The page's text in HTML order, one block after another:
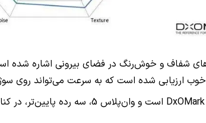
بالای دوربین وان‌پلاس 5 در ثبت عکس‌های شفاف و خوش‌رنگ
ارزیابی شده است که به سرعت می‌تواند روی
DxOMark است و وان‌پلاس 5، سه رده پایین‌تر، در کنار